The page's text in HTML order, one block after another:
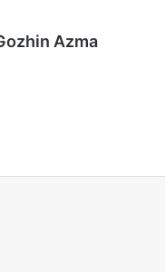
Azma